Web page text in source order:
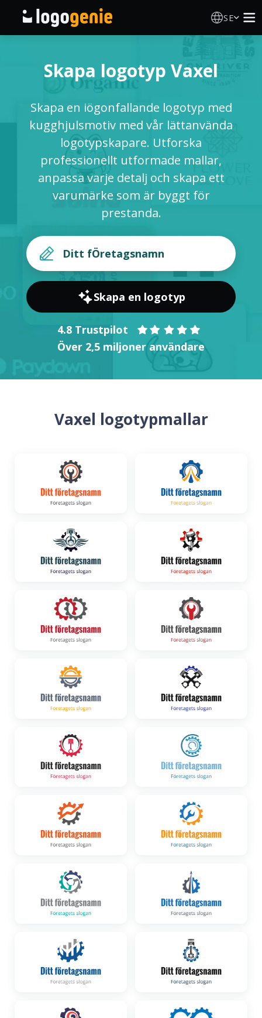
SE
AI logotypgenerator
Logotypidéer
Tryckta produkter
Om Oss
LOGGA IN
Skapa logotyp Vaxel
Skapa en iögonfallande logotyp med
kugghjulsmotiv med vår lättanvända
logotypskapare. Utforska
professionellt utformade mallar,
anpassa varje detalj och skapa ett
varumärke som är byggt för
prestanda.
Skapa en logotyp
4.8 Trustpilot
Över 2,5 miljoner användare
Vaxel logotypmallar